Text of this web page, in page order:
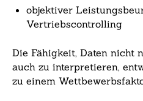
objektiver
Vertriebscontrolling
Die Fähigkeit, Daten nicht
auch zu interpretieren,
zu einem